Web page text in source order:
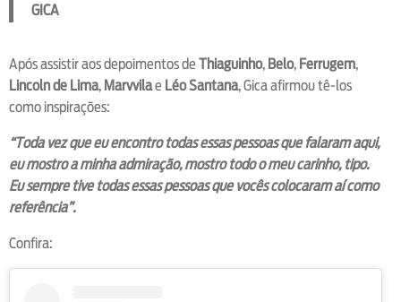
GICA
Após assistir aos depoimentos de Thiaguinho, Belo, Ferrugem,
Lincoln de Lima, Marvvilae Léo Santana, Gica afirmou tê-los
como inspirações:
“Toda vez que eu encontro todas essas pessoas que falaram aqui,
eu mostro a minha admiração, mostro todo o meu carinho, tipo.
Eu sempre tive todas essas pessoas que vocês colocaram aí como
referência”.
Confira: